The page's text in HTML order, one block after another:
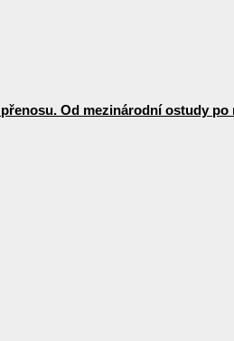
Od mezinárodní ostudy po